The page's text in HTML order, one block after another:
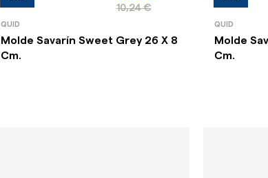
10,24 €
QUID
Molde Savarín Sweet Grey 26 X 8
Cm.
QUID
Molde
Cm.